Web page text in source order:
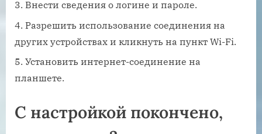
Внести сведения о логине и пароле.
Разрешить использование соединения на
других устройствах и кликнуть на пункт Wi-Fi.
Установить интернет-соединение на
планшете.
С настройкой покончено,